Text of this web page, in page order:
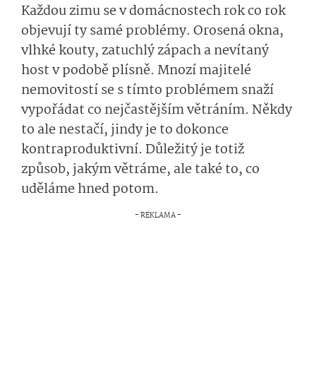
Každou zimu se v domácnostech rok co rok
objevují ty samé problémy. Orosená okna,
vlhké kouty, zatuchlý zápach a nevítaný
host v podobě plísně. Mnozí majitelé
nemovitostí se s tímto problémem snaží
vypořádat co nejčastějším větráním. Někdy
to ale nestačí, jindy je to dokonce
kontraproduktivní. Důležitý je totiž
způsob, jakým větráme, ale také to, co
uděláme hned potom.